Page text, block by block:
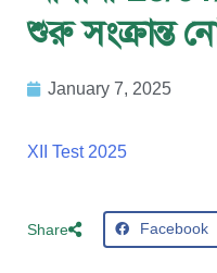
শুরু সংক্রান্ত
January 7, 2025
XII Test 2025
Share Facebook